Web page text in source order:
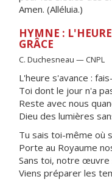
Amen. (Alléluia.)
HYMNE :
GRÂCE
C. Duchesneau — CNPL
L'heure s'avance :
Toi dont le jour n'a
Reste avec nous
Dieu des lumières
Tu sais toi-même où
Porte au Royaume
Sans toi, notre œuvre
Viens préparer les